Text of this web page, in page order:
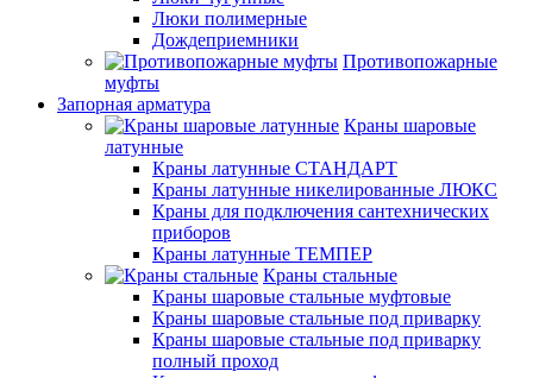
Люки полимерные
Дождеприемники
Противопожарные
муфты
Запорная арматура
Краны шаровые
латунные
Краны латунные СТАНДАРТ
Краны латунные никелированные ЛЮКС
Краны для подключения сантехнических
приборов
Краны латунные ТЕМПЕР
Краны стальные
Краны шаровые стальные муфтовые
Краны шаровые стальные под приварку
Краны шаровые стальные под приварку
полный проход